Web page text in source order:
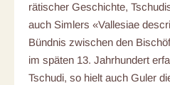
rätischer Geschichte,
auch Simlers «Vallesiae
Bündnis zwischen den
im späten 13. Jahrhundert
Tschudi, so hielt auch Guler